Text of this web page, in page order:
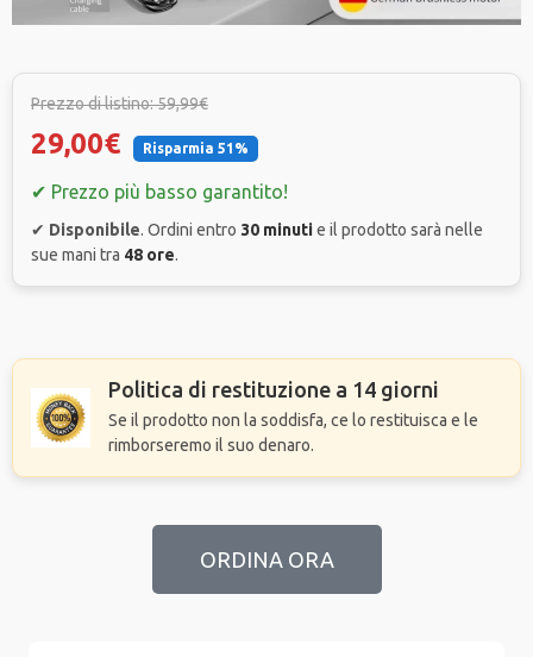
Prezzo di listino: 59,99€
29,00€ Risparmia 51%
✔ Prezzo più basso garantito!
✔ Disponibile. Ordini entro 30 minutie il prodotto sarà nelle
sue mani tra 48 ore.
Politica di restituzione a 14 giorni
Se il prodotto non la soddisfa, ce lo restituisca e le
rimborseremo il suo denaro.
ORDINA ORA